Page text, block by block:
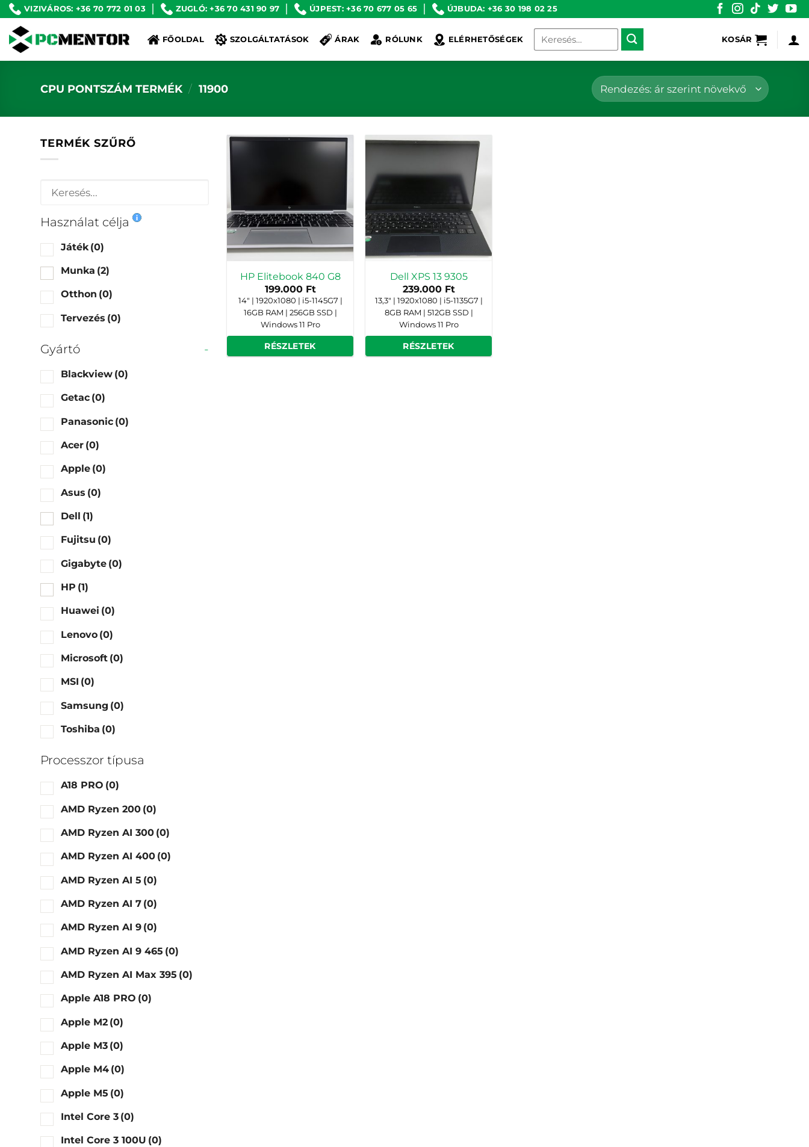
Skip
content
VIZIVÁROS: +36 70 772 01 03 ZUGLÓ: +36 70 431 90 97 ÚJPEST: +36 70 677 05 65 ÚJBUDA: +36 30 198 02 25
FŐOLDAL SZOLGÁLTATÁSOK ÁRAK RÓLUNK ELÉRHETŐSÉGEK
Keresés
következőre:
KOSÁR
CPU PONTSZÁM TERMÉK / 11900
TERMÉK SZŰRŐ
Használat célja
Játék (0)
Munka (2)
Otthon (0)
Tervezés (0)
Gyártó -
Blackview (0)
Getac (0)
Panasonic (0)
Acer (0)
Apple (0)
Asus (0)
Dell (1)
Fujitsu (0)
Gigabyte (0)
HP (1)
Huawei (0)
Lenovo (0)
Microsoft (0)
MSI (0)
Samsung (0)
Toshiba (0)
Processzor típusa
A18 PRO (0)
AMD Ryzen 200 (0)
AMD Ryzen AI 300 (0)
AMD Ryzen AI 400 (0)
AMD Ryzen AI 5 (0)
AMD Ryzen AI 7 (0)
AMD Ryzen AI 9 (0)
AMD Ryzen AI 9 465 (0)
AMD Ryzen AI Max 395 (0)
Apple A18 PRO (0)
Apple M2 (0)
Apple M3 (0)
Apple M4 (0)
Apple M5 (0)
Intel Core 3 (0)
Intel Core 3 100U (0)
HP Elitebook 840 G8
199.000 Ft
14" | 1920x1080 | i5-1145G7 |
16GB RAM | 256GB SSD |
Windows 11 Pro
RÉSZLETEK
Dell XPS 13 9305
239.000 Ft
13,3" | 1920x1080 | i5-1135G7 |
8GB RAM | 512GB SSD |
Windows 11 Pro
RÉSZLETEK